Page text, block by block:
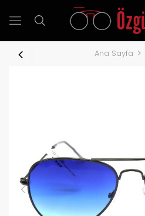
Ana Sayfa